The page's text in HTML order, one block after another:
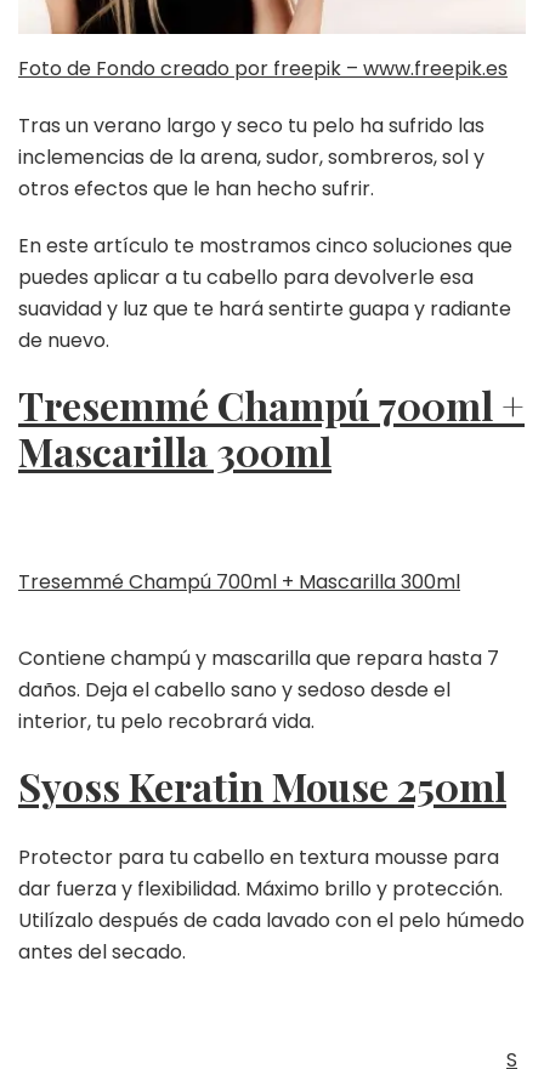
Foto de Fondo creado por freepik – www.freepik.es
Tras un verano largo y seco tu pelo ha sufrido las
inclemencias de la arena, sudor, sombreros, sol y
otros efectos que le han hecho sufrir.
En este artículo te mostramos cinco soluciones que
puedes aplicar a tu cabello para devolverle esa
suavidad y luz que te hará sentirte guapa y radiante
de nuevo.
Tresemmé Champú 700ml +
Mascarilla 300ml
Tresemmé Champú 700ml + Mascarilla 300ml
Contiene champú y mascarilla que repara hasta 7
daños. Deja el cabello sano y sedoso desde el
interior, tu pelo recobrará vida.
Syoss Keratin Mouse 250ml
Protector para tu cabello en textura mousse para
dar fuerza y flexibilidad. Máximo brillo y protección.
Utilízalo después de cada lavado con el pelo húmedo
antes del secado.
S